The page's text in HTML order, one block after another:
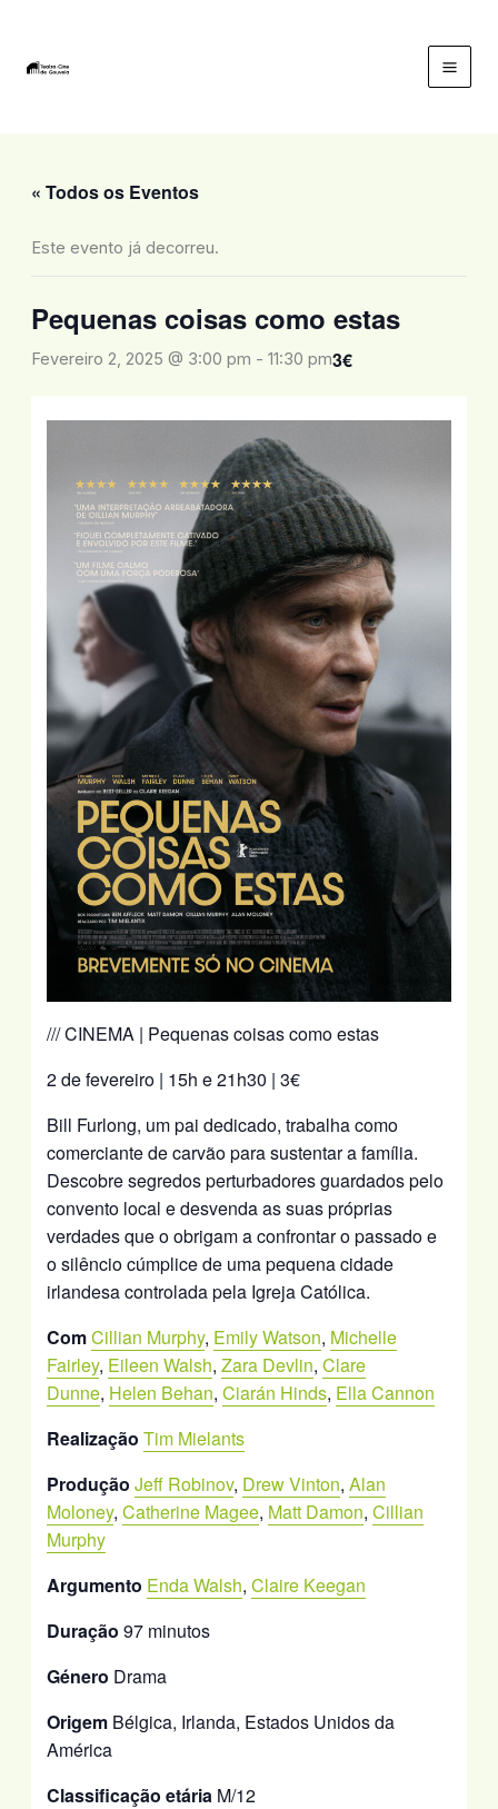
content
Main
« Todos os Eventos
Este evento já decorreu.
Pequenas coisas como estas
Fevereiro 2, 2025 @ 3:00 pm - 11:30 pm3€
/// CINEMA | Pequenas coisas como estas
2 de fevereiro | 15h e 21h30 | 3€
Bill Furlong, um pai dedicado, trabalha como
comerciante de carvão para sustentar a família.
Descobre segredos perturbadores guardados pelo
convento local e desvenda as suas próprias
verdades que o obrigam a confrontar o passado e
o silêncio cúmplice de uma pequena cidade
irlandesa controlada pela Igreja Católica.
ComCillian Murphy, Emily Watson, Michelle
Fairley, Eileen Walsh,Zara Devlin,Clare
Dunne, Helen Behan,Ciarán Hinds, Ella Cannon
Realização Tim Mielants
Produção Jeff Robinov, Drew Vinton,Alan
Moloney,Catherine Magee, Matt Damon,Cillian
Murphy
Argumento Enda Walsh,Claire Keegan
Duração 97 minutos
Género Drama
Origem Bélgica, Irlanda, Estados Unidos da
América
Classificação etária M/12